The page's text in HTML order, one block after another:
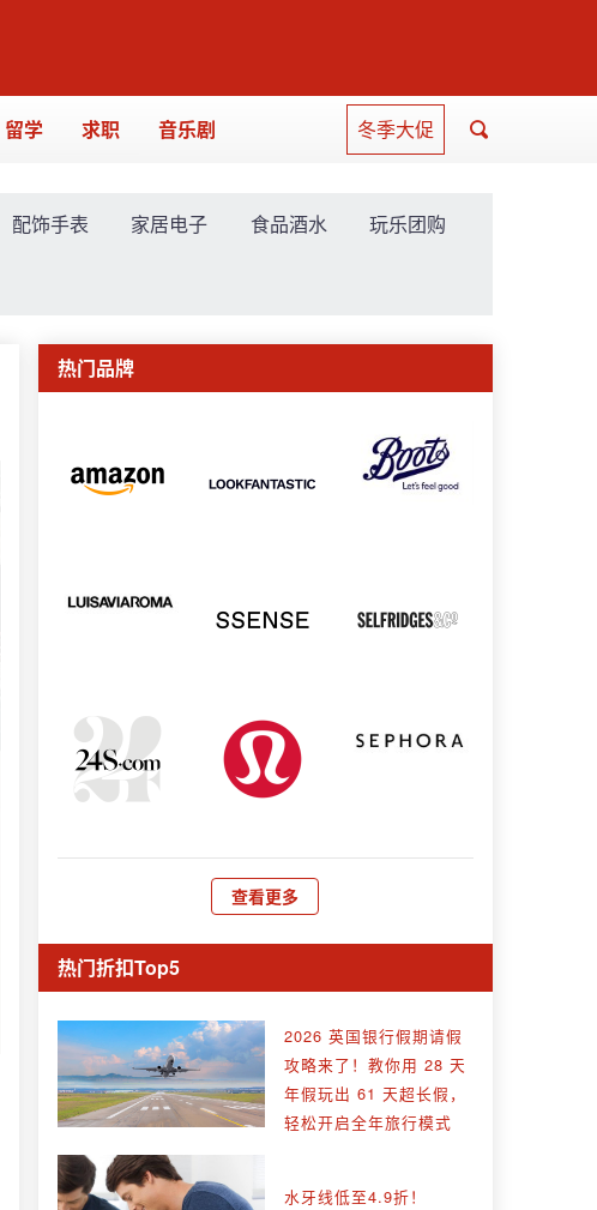
留学 求职 音乐剧 冬季大促
配饰手表 家居电子 食品酒水 玩乐团购
热门品牌
查看更多
热门折扣Top5
2026 英国银行假期请假
攻略来了！教你用 28 天
年假玩出 61 天超长假，
轻松开启全年旅行模式
水牙线低至4.9折！